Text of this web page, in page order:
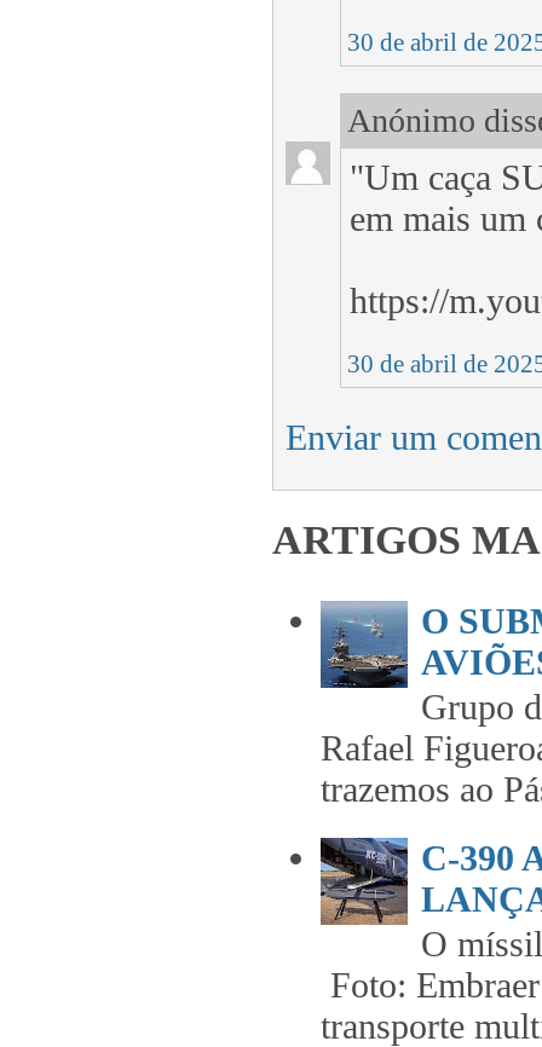
30 de abril de
Anónimo
"Um caça
em mais um
https://
30 de abril de
Enviar um
ARTIGOS
O
Grupo
Rafael
trazemos ao
C-390
O
Foto:
transporte